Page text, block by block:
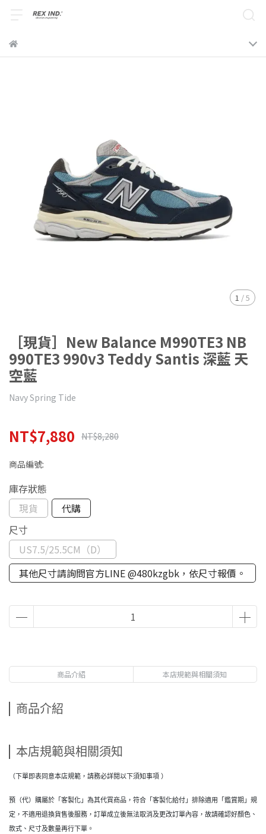
1 /5
［現貨］New Balance M990TE3 NB
990TE3 990v3 Teddy Santis 深藍 天
空藍
Navy Spring Tide
NT$7,880 NT$8,280
商品編號:
庫存狀態
現貨
代購
尺寸
US7.5/25.5CM（D）
其他尺寸請詢問官方LINE @480kzgbk，依尺寸報價。
商品介紹 本店規範與相關須知
商品介紹
本店規範與相關須知
（下單即表同意本店規範，請務必詳閱以下須知事項 ）
預（代）購屬於「客製化」為其代買商品，符合「客製化給付」排除適用「鑑賞期」規
定，不適用退換貨售後服務，訂單成立後無法取消及更改訂單內容，故請確認好顏色、
款式、尺寸及數量再行下單。